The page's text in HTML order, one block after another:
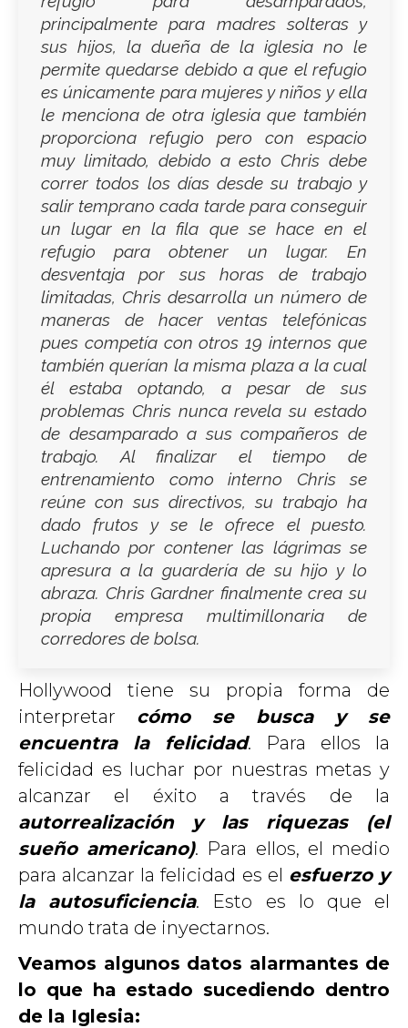
principalmente para madres solteras y
sus hijos, la dueña de la iglesia no le
permite quedarse debido a que el refugio
es únicamente para mujeres y niños y ella
le menciona de otra iglesia que también
proporciona refugio pero con espacio
muy limitado, debido a esto Chris debe
correr todos los días desde su trabajo y
salir temprano cada tarde para conseguir
un lugar en la fila que se hace en el
refugio para obtener un lugar. En
desventaja por sus horas de trabajo
limitadas, Chris desarrolla un número de
maneras de hacer ventas telefónicas
pues competía con otros 19 internos que
también querían la misma plaza a la cual
él estaba optando, a pesar de sus
problemas Chris nunca revela su estado
de desamparado a sus compañeros de
trabajo. Al finalizar el tiempo de
entrenamiento como interno Chris se
reúne con sus directivos, su trabajo ha
dado frutos y se le ofrece el puesto.
Luchando por contener las lágrimas se
apresura a la guardería de su hijo y lo
abraza. Chris Gardner finalmente crea su
propia empresa multimillonaria de
corredores de bolsa.
Hollywood tiene su propia forma de
interpretar cómo se busca y se
encuentra la felicidad. Para ellos la
felicidad es luchar por nuestras metas y
alcanzar el éxito a través de la
autorrealización y las riquezas (el
sueño americano). Para ellos, el medio
para alcanzar la felicidad es el esfuerzo y
la autosuficiencia. Esto es lo que el
mundo trata de inyectarnos.
Veamos algunos datos alarmantes de
lo que ha estado sucediendo dentro
de la Iglesia: